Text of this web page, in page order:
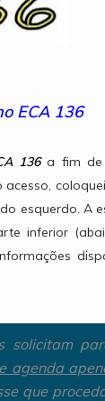
ECA 136
136a fim de
esquerdo. A
inferior
solicitam
agenda
que